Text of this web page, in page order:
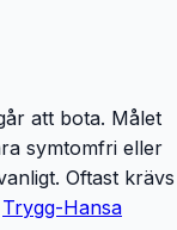
att bota. Målet
symtomfri eller
Oftast krävs
Trygg-Hansa